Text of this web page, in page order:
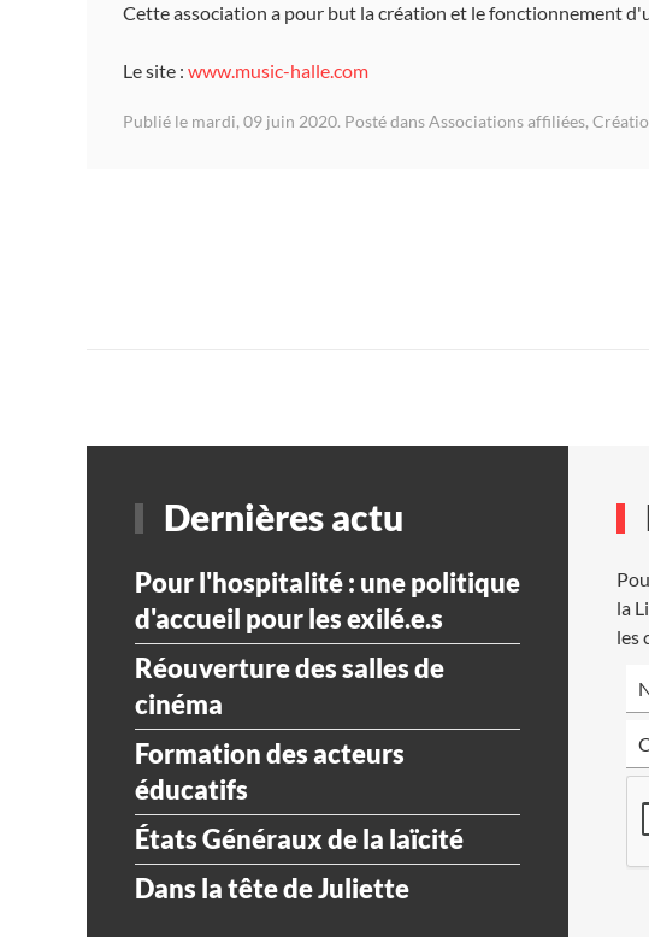
Cette association a pour but la création et le fonctionnement
Le site : www.music-halle.com
Publié le mardi, 09 juin 2020. Posté dansAssociations affiliées,
Dernières actu
Pour l'hospitalité : une politique
d'accueil pour les exilé.e.s
Réouverture des salles de
cinéma
Formation des acteurs
éducatifs
États Généraux de la laïcité
Dans la tête de Juliette
la
les